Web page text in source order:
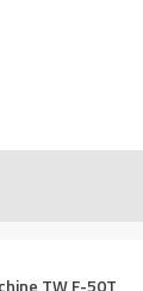
TW F-50T